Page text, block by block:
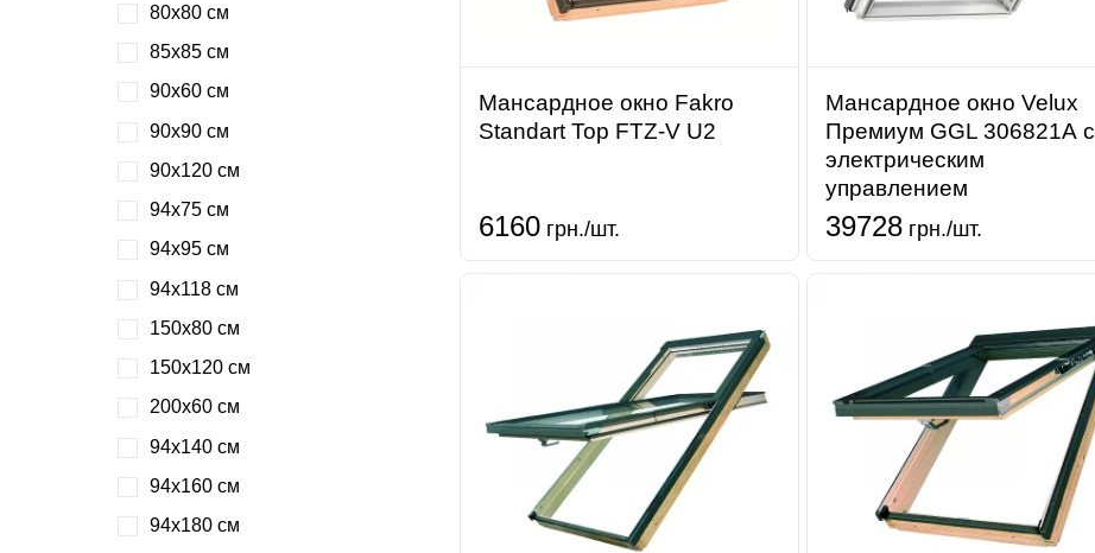
Мансардное окно Fakro
Standart Top FTZ-V U2
6160 грн./шт.
Мансардное окно Velux
Премиум GGL 306821А с
электрическим
управлением
39728грн./шт.
80х80 см
85х85 см
90х60 см
90х90 см
90х120 см
94х75 см
94х95 см
94х118 см
150х80 см
150х120 см
200х60 см
94х140 см
94х160 см
94х180 см